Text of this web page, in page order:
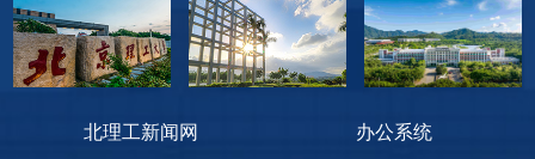
北理工新闻网 办公系统